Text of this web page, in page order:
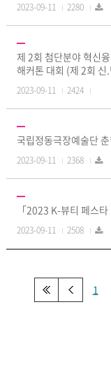
2023-09-11 2280
제 2회 첨단분야 혁신
해커톤 대회 (제 2회 신
2023-09-11 2424
국립정동극장예술단
2023-09-11 2368
「2023 K-뷰티 페스
2023-09-11 2508
1